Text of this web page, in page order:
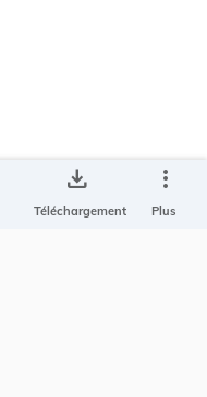
save_alt
Téléchargement
more_vert
Plus